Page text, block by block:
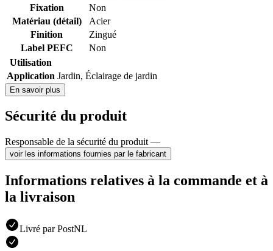
Fixation
Non
Matériau (détail)
Acier
Finition
Zingué
Label PEFC
Non
Utilisation
Application Jardin, Éclairage de jardin
En savoir plus
Sécurité du produit
Responsable de la sécurité du produit —
voir les informations fournies par le fabricant
Informations relatives à la commande et à
la livraison
Livré par PostNL